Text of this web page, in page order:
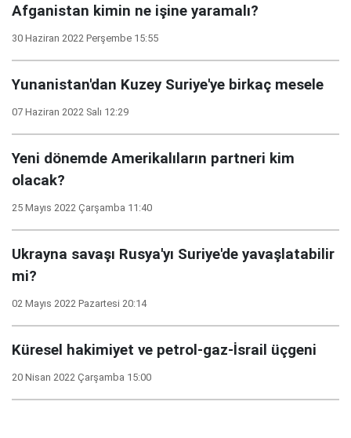
Afganistan kimin ne işine yaramalı?
30 Haziran 2022 Perşembe 15:55
Yunanistan'dan Kuzey Suriye'ye birkaç mesele
07 Haziran 2022 Salı 12:29
Yeni dönemde Amerikalıların partneri kim
olacak?
25 Mayıs 2022 Çarşamba 11:40
Ukrayna savaşı Rusya'yı Suriye'de yavaşlatabilir
mi?
02 Mayıs 2022 Pazartesi 20:14
Küresel hakimiyet ve petrol-gaz-İsrail üçgeni
20 Nisan 2022 Çarşamba 15:00